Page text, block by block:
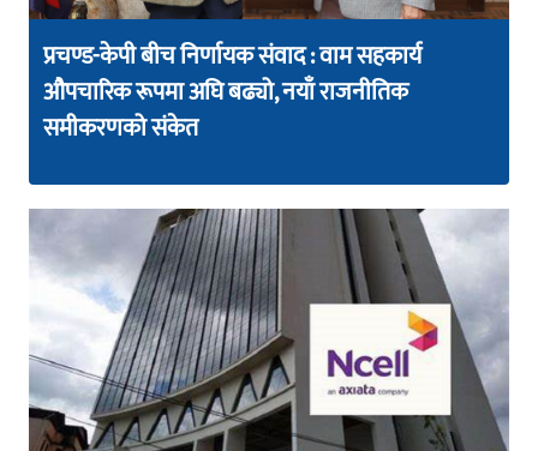
प्रचण्ड-केपी बीच निर्णायक संवाद : वाम सहकार्य
औपचारिक रूपमा अघि बढ्यो, नयाँ राजनीतिक
समीकरणको संकेत